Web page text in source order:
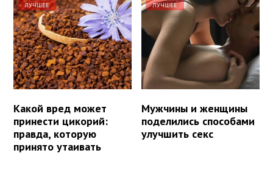
ЛУЧШЕЕ
Какой вред может
принести цикорий:
правда, которую
принято утаивать
ЛУЧШЕЕ
Мужчины и женщины
поделились способами
улучшить секс